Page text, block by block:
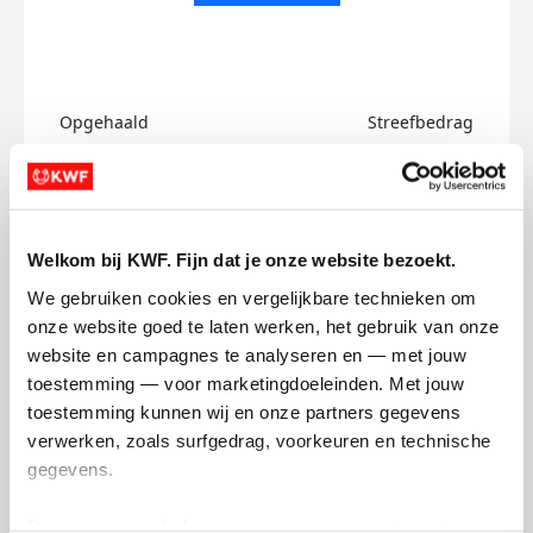
Welkom bij KWF. Fijn dat je onze website bezoekt.
We gebruiken cookies en vergelijkbare technieken om
onze website goed te laten werken, het gebruik van onze
website en campagnes te analyseren en — met jouw
toestemming — voor marketingdoeleinden. Met jouw
toestemming kunnen wij en onze partners gegevens
verwerken, zoals surfgedrag, voorkeuren en technische
gegevens.
Opgehaald Streefbedrag
Annabel's badges